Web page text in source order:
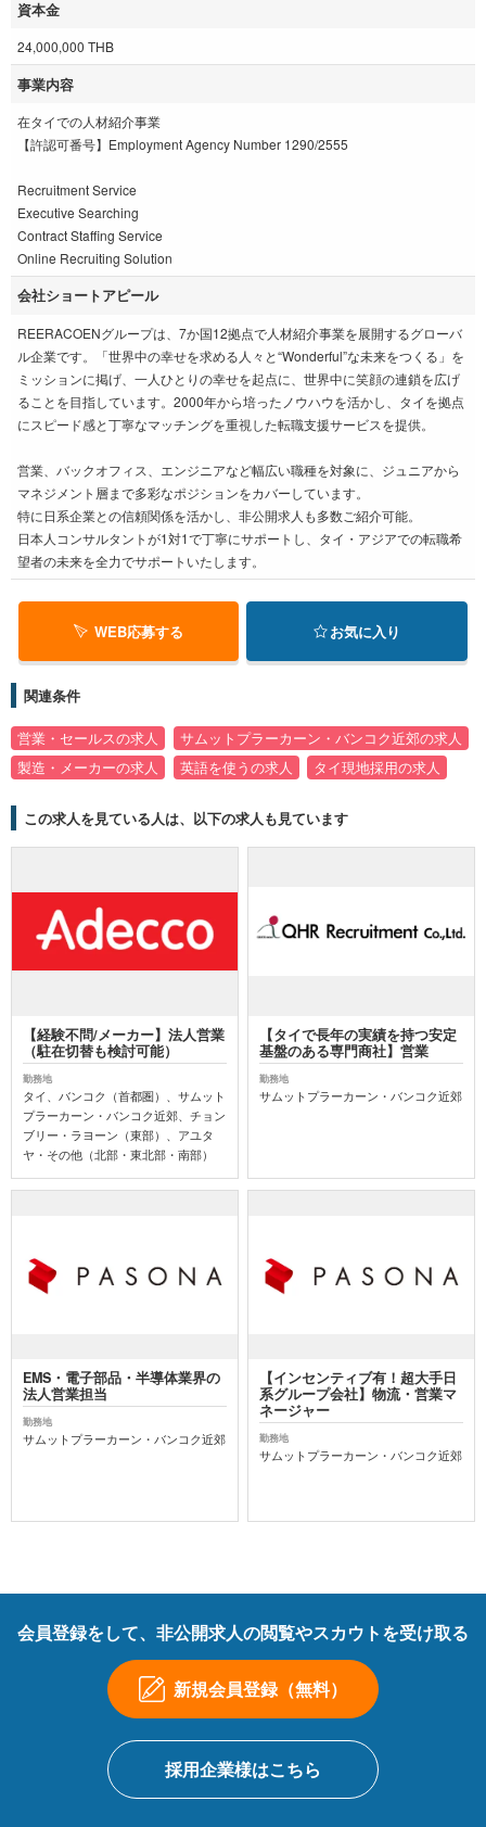
資本金
24,000,000 THB
事業内容
在タイでの人材紹介事業
【許認可番号】Employment Agency Number 1290/2555
Recruitment Service
Executive Searching
Contract Staffing Service
Online Recruiting Solution
会社ショートアピール
REERACOENグループは、7か国12拠点で人材紹介事業を展開するグローバ
ル企業です。「世界中の幸せを求める人々と“Wonderful”な未来をつくる」を
ミッションに掲げ、一人ひとりの幸せを起点に、世界中に笑顔の連鎖を広げ
ることを目指しています。2000年から培ったノウハウを活かし、タイを拠点
にスピード感と丁寧なマッチングを重視した転職支援サービスを提供。
営業、バックオフィス、エンジニアなど幅広い職種を対象に、ジュニアから
マネジメント層まで多彩なポジションをカバーしています。
特に日系企業との信頼関係を活かし、非公開求人も多数ご紹介可能。
日本人コンサルタントが1対1で丁寧にサポートし、タイ・アジアでの転職希
望者の未来を全力でサポートいたします。
WEB応募する お気に入り
関連条件
営業・セールスの求人
サムットプラーカーン・バンコク近郊の求人
製造・メーカーの求人
英語を使うの求人 タイ現地採用の求人
この求人を見ている人は、以下の求人も見ています
【経験不問/メーカー】法人営業
（駐在切替も検討可能）
勤務地
タイ、バンコク（首都圏）、サムット
プラーカーン・バンコク近郊、チョン
ブリー・ラヨーン（東部）、アユタ
ヤ・その他（北部・東北部・南部）
【タイで長年の実績を持つ安定
基盤のある専門商社】営業
勤務地
サムットプラーカーン・バンコク近郊
EMS・電子部品・半導体業界の
法人営業担当
勤務地
サムットプラーカーン・バンコク近郊
【インセンティブ有！超大手日
系グループ会社】物流・営業マ
ネージャー
勤務地
サムットプラーカーン・バンコク近郊
会員登録をして、非公開求人の閲覧やスカウトを受け取る
新規会員登録（無料）
採用企業様はこちら